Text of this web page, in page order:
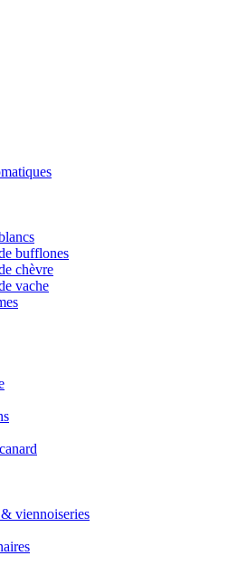
bufflones
chèvre
vache
& viennoiseries